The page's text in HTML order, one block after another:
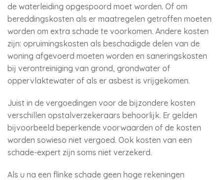
de waterleiding opgespoord moet worden. Of om
bereddingskosten als er maatregelen getroffen moeten
worden om extra schade te voorkomen. Andere kosten
zijn: opruimingskosten als beschadigde delen van de
woning afgevoerd moeten worden en saneringskosten
bij verontreiniging van grond, grondwater of
oppervlaktewater of als er asbest is vrijgekomen.
Juist in de vergoedingen voor de bijzondere kosten
verschillen opstalverzekeraars behoorlijk. Er gelden
bijvoorbeeld beperkende voorwaarden of de kosten
worden sowieso niet vergoed. Ook kosten van een
schade-expert zijn soms niet verzekerd.
Als u na een flinke schade geen hoge rekeningen